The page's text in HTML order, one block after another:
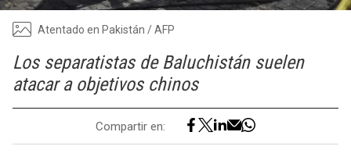
Atentado en Pakistán / AFP
Los separatistas de Baluchistán suelen
atacar a objetivos chinos
Compartir en: